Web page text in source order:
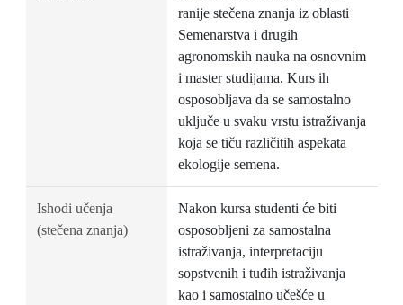
ranije stečena znanja iz oblasti
Semenarstva i drugih
agronomskih nauka na osnovnim
i master studijama. Kurs ih
osposobljava da se samostalno
uključe u svaku vrstu istraživanja
koja se tiču različitih aspekata
ekologije semena.
Ishodi učenja
(stečena znanja)
Nakon kursa studenti će biti
osposobljeni za samostalna
istraživanja, interpretaciju
sopstvenih i tuđih istraživanja
kao i samostalno učešće u